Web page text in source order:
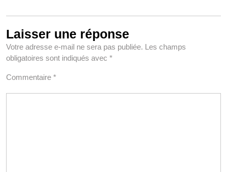
Laisser une réponse
Votre adresse e-mail ne sera pas publiée. Les champs
obligatoires sont indiqués avec *
Commentaire *